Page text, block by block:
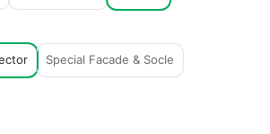
Special Facade & Socle